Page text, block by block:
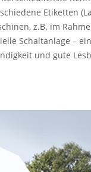
Etiketten
z.B. im
Schaltanlage –
und gute